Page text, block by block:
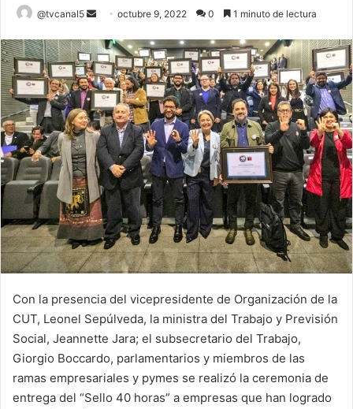
@tvcanal5
Send
email
octubre 9, 2022 0 1 minuto de lectura
Con la presencia del vicepresidente de Organización de la
CUT, Leonel Sepúlveda, la ministra del Trabajo y Previsión
Social, Jeannette Jara; el subsecretario del Trabajo,
Giorgio Boccardo, parlamentarios y miembros de las
ramas empresariales y pymes se realizó la ceremonia de
entrega del “Sello 40 horas” a empresas que han logrado